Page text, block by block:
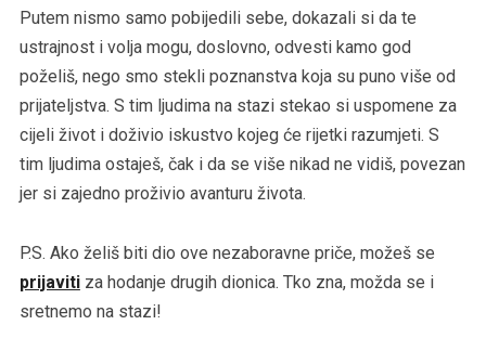
Putem nismo samo pobijedili sebe, dokazali si da te
ustrajnost i volja mogu, doslovno, odvesti kamo god
poželiš, nego smo stekli poznanstva koja su puno više od
prijateljstva. S tim ljudima na stazi stekao si uspomene za
cijeli život i doživio iskustvo kojeg će rijetki razumjeti. S
tim ljudima ostaješ, čak i da se više nikad ne vidiš, povezan
jer si zajedno proživio avanturu života.
P.S. Ako želiš biti dio ove nezaboravne priče, možeš se
prijavitiza hodanje drugih dionica. Tko zna, možda se i
sretnemo na stazi!